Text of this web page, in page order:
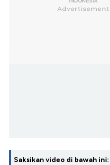
Saksikan video di bawah ini: